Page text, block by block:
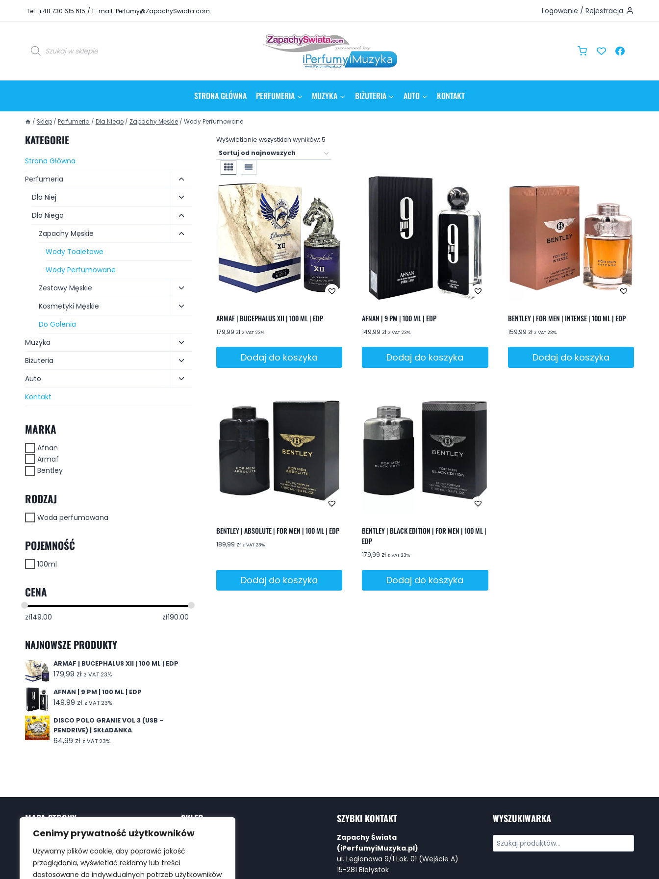
Cenimy prywatność użytkowników
Używamy plików cookie, aby poprawić jakość
przeglądania, wyświetlać reklamy lub treści
dostosowane do indywidualnych potrzeb użytkowników
Tel: +48 730 615 615 / E-mail: Perfumy@ZapachySwiata.com Logowanie / Rejestracja
STRONA GŁÓWNA PERFUMERIA MUZYKA BIŻUTERIA AUTO KONTAKT
/ Sklep / Perfumeria / Dla Niego / Zapachy Męskie / Wody Perfumowane
Wyświetlanie wszystkich wyników: 5
ARMAF | BUCEPHALUS XII | 100 ML | EDP
179,99 zł z VAT 23%
Dodaj do koszyka
AFNAN | 9 PM | 100 ML | EDP
149,99 zł z VAT 23%
Dodaj do koszyka
BENTLEY | FOR MEN | INTENSE | 100 ML | EDP
159,99 zł z VAT 23%
Dodaj do koszyka
BENTLEY | ABSOLUTE | FOR MEN | 100 ML | EDP
189,99 zł z VAT 23%
Dodaj do koszyka
BENTLEY | BLACK EDITION | FOR MEN | 100 ML |
EDP
179,99 zł z VAT 23%
Dodaj do koszyka
KATEGORIE
Strona Główna
Perfumeria
Dla Niej
Dla Niego
Zapachy Męskie
Wody Toaletowe
Wody Perfumowane
Zestawy Męskie
Kosmetyki Męskie
Do Golenia
Muzyka
Biżuteria
Auto
Kontakt
MARKA
Afnan
Armaf
Bentley
RODZAJ
Woda perfumowana
POJEMNOŚĆ
100ml
CENA
zł149.00 zł190.00
NAJNOWSZE PRODUKTY
ARMAF | BUCEPHALUS XII | 100 ML | EDP
179,99 zł z VAT 23%
AFNAN | 9 PM | 100 ML | EDP
149,99 zł z VAT 23%
DISCO POLO GRANIE VOL 3 (USB –
PENDRIVE) | SKŁADANKA
64,99 zł z VAT 23%
MAPA STRONY
Strona Główna
Sklep
Kontakt
Regulamin
SKLEP
Perfumeria
Muzyka
SZYBKI KONTAKT
Zapachy Świata
(iPerfumyiMuzyka.pl)
ul. Legionowa 9/1 Lok. 01 (Wejście A)
15-281 Białystok
WYSZUKIWARKA